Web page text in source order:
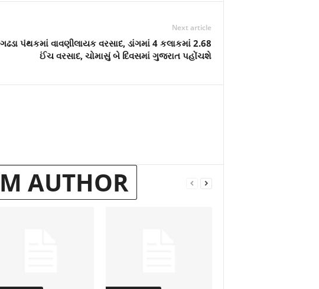
Next article
પંથકમાં વાવણીલાયક વરસાદ, ડાંગમાં 4 કલાકમાં 2.68
ઈંચ વરસાદ, ચોમાસું બે દિવસમાં ગુજરાત પહોંચશે
AUTHOR